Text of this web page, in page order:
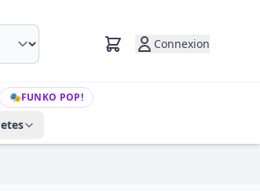
Connexion
🎭FUNKO POP!